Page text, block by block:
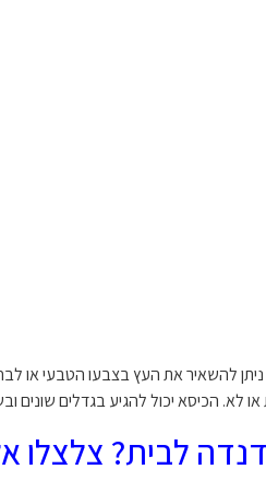
להשאיר את העץ בצבעו הטבעי או
לא. הכיסא יכול להגיע בגדלים שונים
לבית? צלצלו